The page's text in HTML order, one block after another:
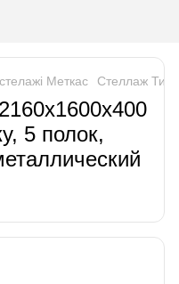
Меткас Стеллаж
5 полок,